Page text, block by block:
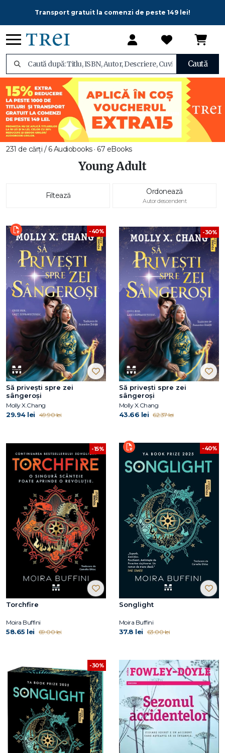
Transport gratuit la comenzi de peste 149 lei!
Caută
231 de cărți / 6 Audiobooks · 67 eBooks
Young Adult
Filtează Ordonează
Autor descendent
-40%
Să privești spre zei
sângeroși
Molly X.Chang
29.94 lei 49.90 lei
-30%
Să privești spre zei
sângeroși
Molly X.Chang
43.66 lei 62.37 lei
-15%
Torchfire
Moira Buffini
58.65 lei 69.00 lei
-40%
Songlight
Moira Buffini
37.8 lei 63.00 lei
-30%